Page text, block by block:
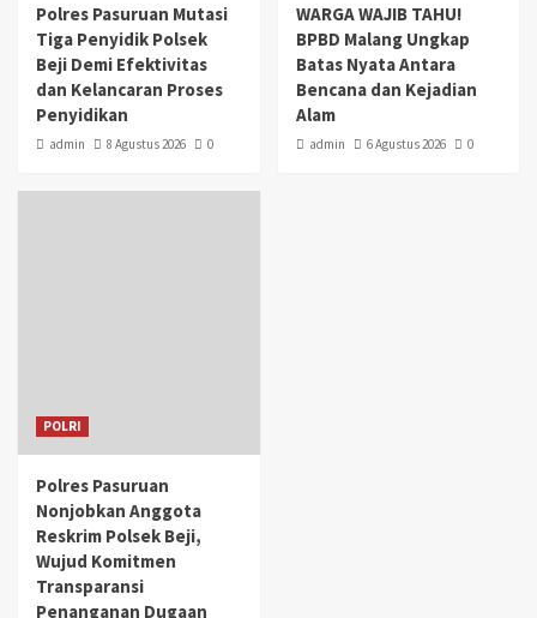
Polres Pasuruan Mutasi
Tiga Penyidik Polsek
Beji Demi Efektivitas
dan Kelancaran Proses
Penyidikan
admin 8 Agustus 2026 0
WARGA WAJIB TAHU!
BPBD Malang Ungkap
Batas Nyata Antara
Bencana dan Kejadian
Alam
admin 6 Agustus 2026 0
POLRI
Polres Pasuruan
Nonjobkan Anggota
Reskrim Polsek Beji,
Wujud Komitmen
Transparansi
Penanganan Dugaan